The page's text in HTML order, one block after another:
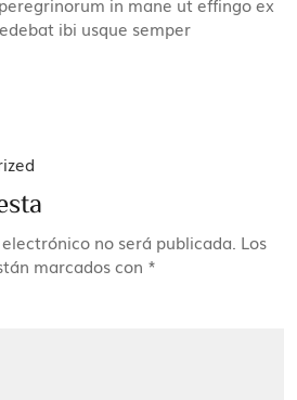
ibi usque semper
no será publicada. Los
marcados con *